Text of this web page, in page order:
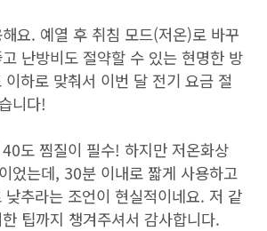
요. 예열 후 취침 모드(저온)로 바꾸
난방비도 절약할 수 있는 현명한 방
하로 맞춰서 이번 달 전기 요금 절
니다!
도 찜질이 필수! 하지만 저온화상
었는데, 30분 이내로 짧게 사용하고
추라는 조언이 현실적이네요. 저 같
팁까지 챙겨주셔서 감사합니다.